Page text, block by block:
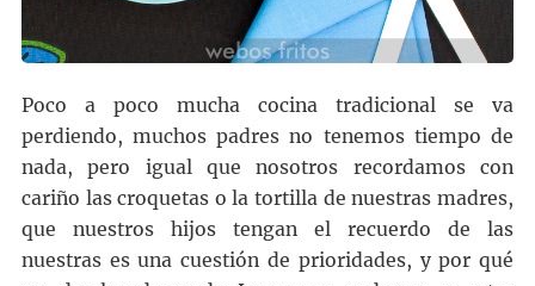
Poco a poco mucha cocina tradicional se va
perdiendo, muchos padres no tenemos tiempo de
nada, pero igual que nosotros recordamos con
cariño las croquetas o la tortilla de nuestras madres,
que nuestros hijos tengan el recuerdo de las
nuestras es una cuestión de prioridades, y por qué